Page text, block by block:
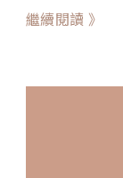
繼續閱讀 》